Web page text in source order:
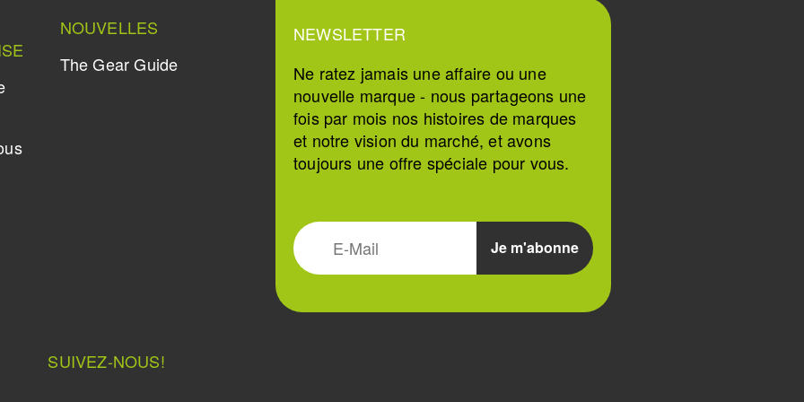
NOUVELLES
The Gear Guide
NEWSLETTER
Ne ratez jamais une affaire ou une
nouvelle marque - nous partageons une
fois par mois nos histoires de marques
et notre vision du marché, et avons
toujours une offre spéciale pour vous.
SUIVEZ-NOUS!